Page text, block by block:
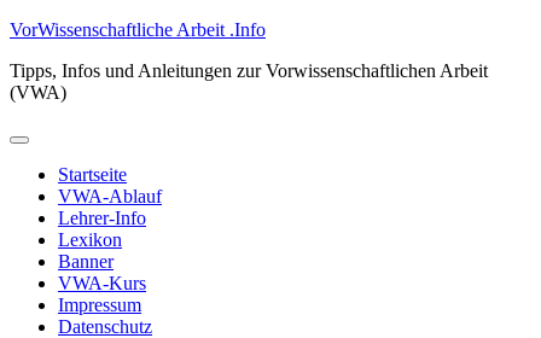
Zum
springen
VorWissenschaftliche Arbeit .Info
Tipps, Infos und Anleitungen zur Vorwissenschaftlichen Arbeit
(VWA)
Primäres
Startseite
VWA-Ablauf
Lehrer-Info
Lexikon
Banner
VWA-Kurs
Impressum
Datenschutz